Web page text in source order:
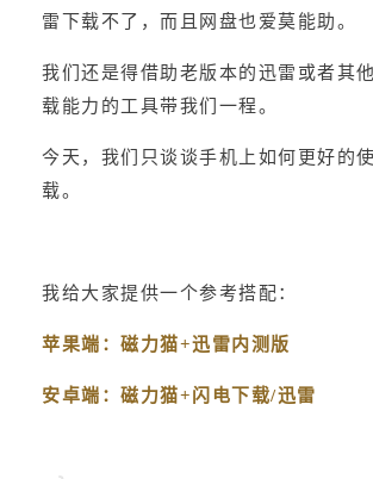
雷下载不了，而且网盘也爱莫能助。
我们还是得借助老版本的迅雷或者其
载能力的工具带我们一程。
今天，我们只谈谈手机上如何更好的
载。
我给大家提供一个参考搭配：
苹果端：磁力猫+迅雷内测版
安卓端：磁力猫+闪电下载/迅雷